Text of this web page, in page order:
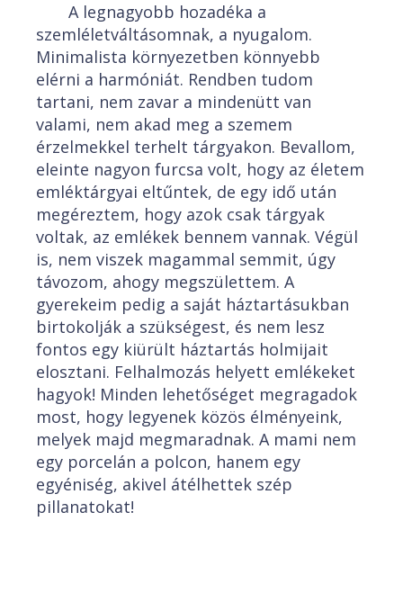
A legnagyobb hozadéka a
szemléletváltásomnak, a nyugalom.
Minimalista környezetben könnyebb
elérni a harmóniát. Rendben tudom
tartani, nem zavar a mindenütt van
valami, nem akad meg a szemem
érzelmekkel terhelt tárgyakon. Bevallom,
eleinte nagyon furcsa volt, hogy az életem
emléktárgyai eltűntek, de egy idő után
megéreztem, hogy azok csak tárgyak
voltak, az emlékek bennem vannak. Végül
is, nem viszek magammal semmit, úgy
távozom, ahogy megszülettem. A
gyerekeim pedig a saját háztartásukban
birtokolják a szükségest, és nem lesz
fontos egy kiürült háztartás holmijait
elosztani. Felhalmozás helyett emlékeket
hagyok! Minden lehetőséget megragadok
most, hogy legyenek közös élményeink,
melyek majd megmaradnak. A mami nem
egy porcelán a polcon, hanem egy
egyéniség, akivel átélhettek szép
pillanatokat!